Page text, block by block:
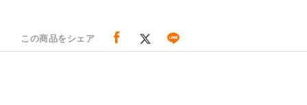
この商品をシェア